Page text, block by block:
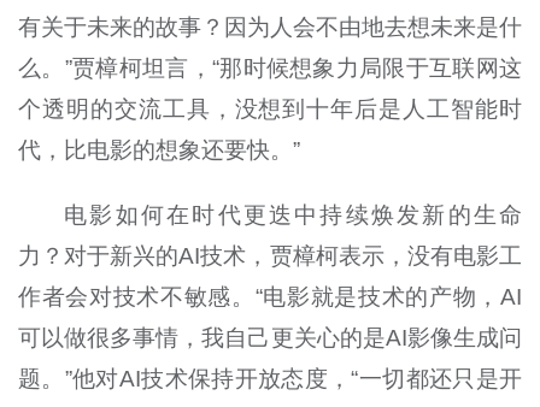
有关于未来的故事？因为人会不由地去想未来是什
么。”贾樟柯坦言，“那时候想象力局限于互联网这
个透明的交流工具，没想到十年后是人工智能时
代，比电影的想象还要快。”
电影如何在时代更迭中持续焕发新的生命
力？对于新兴的AI技术，贾樟柯表示，没有电影工
作者会对技术不敏感。“电影就是技术的产物，AI
可以做很多事情，我自己更关心的是AI影像生成问
题。”他对AI技术保持开放态度，“一切都还只是开